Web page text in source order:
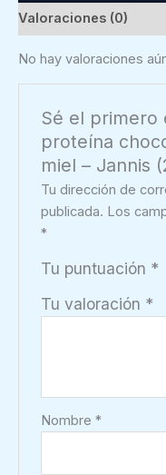
y
miel
-
Jannis
grs)
cantidad
Valoraciones (0)
No hay valoraciones
Sé el primero
proteína
miel – Jannis
Tu dirección de
publicada. Los
*
Tu puntuación *
Tu valoración *
Nombre*